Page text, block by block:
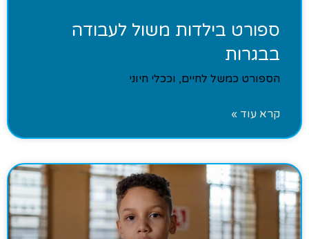
ספורט בילדות משול לעבודה
בבגרות
הספורט כמשל לחיים, וככלי חיוני
קרא עוד »